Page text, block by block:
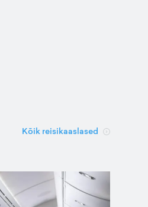
Kõik reisikaaslased